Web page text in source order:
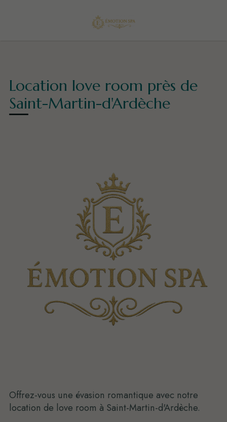
Location love room près de
Saint-Martin-d'Ardèche
Offrez-vous une évasion romantique avec notre
location de love room à Saint-Martin-d'Ardèche.